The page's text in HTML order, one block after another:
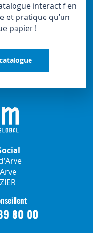
interactif en
et pratique qu’un
papier !
80 00